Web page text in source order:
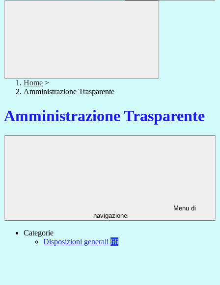
Home >
Amministrazione Trasparente
Amministrazione Trasparente
Menu di
navigazione
Categorie
Disposizioni generali 66